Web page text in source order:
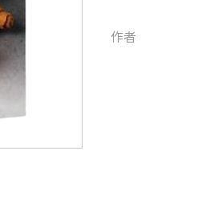
作者